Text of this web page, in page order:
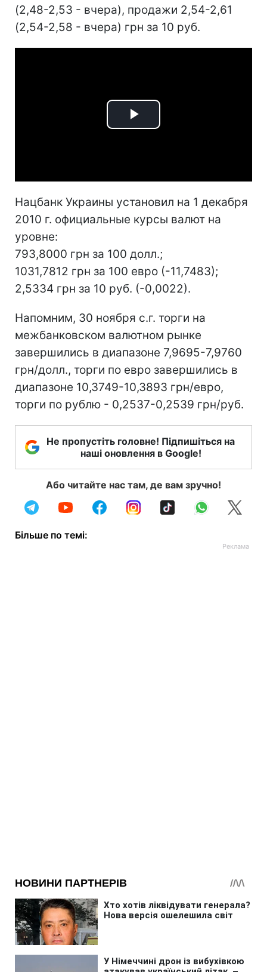
(2,48-2,53 - вчера), продажи 2,54-2,61
(2,54-2,58 - вчера) грн за 10 руб.
Play
Нацбанк Украины установил на 1 декабря
2010 г. официальные курсы валют на
уровне:
793,8000 грн за 100 долл.;
1031,7812 грн за 100 евро (-11,7483);
2,5334 грн за 10 руб. (-0,0022).
Напомним, 30 ноября с.г. торги на
межбанковском валютном рынке
завершились в диапазоне 7,9695-7,9760
грн/долл., торги по евро завершились в
диапазоне 10,3749-10,3893 грн/евро,
торги по рублю - 0,2537-0,2539 грн/руб.
Не пропустіть головне! Підпишіться на
наші оновлення в Google!
Або читайте нас там, де вам зручно!
Більше по темі: